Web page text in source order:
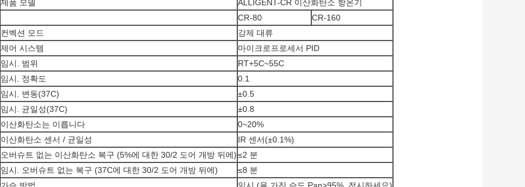
제품 모델
ALLIGENT-CR 이산화탄소 항온기
CR-80
CR-160
컨벡션 모드
강제 대류
제어 시스템
마이크로프로세서 PID
임시. 범위
RT+5C~55C
임시. 정확도
0.1
임시. 변동(37C)
±0.5
임시. 균일성(37C)
±0.8
이산화탄소는 이릅니다
0~20%
이산화탄소 센서 / 균일성
IR 센서(±0.1%)
오버슈트 없는 이산화탄소 복구 (5%에 대한 30/2 도어 개방 뒤에)≤2 분
임시. 오버슈트 없는 복구 (37C에 대한 30/2 도어 개방 뒤에)
≤8 분